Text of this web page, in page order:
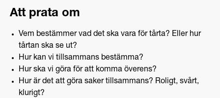
Att prata om
Vem bestämmer vad det ska vara för tårta? Eller hur
tårtan ska se ut?
Hur kan vi tillsammans bestämma?
Hur ska vi göra för att komma överens?
Hur är det att göra saker tillsammans? Roligt, svårt,
klurigt?